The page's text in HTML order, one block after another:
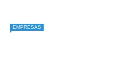
EMPRESAS